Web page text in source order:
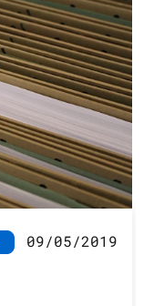
09/05/2019